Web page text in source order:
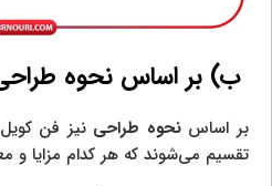
ب) بر اساس نحوه
بر اساسنحوه طراحی نیز فن
تقسیم می‌شوند که هر کدام مزایا و